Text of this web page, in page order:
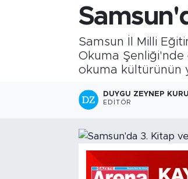
Samsun İl Milli
Okuma Şenliği'nde
okuma kültürünün
DUYGU ZEYNEP
EDITÖR
Trafik Durumu
Süper Lig Puan Durumu ve
Son Dakika Haberleri
Haber Arşivi